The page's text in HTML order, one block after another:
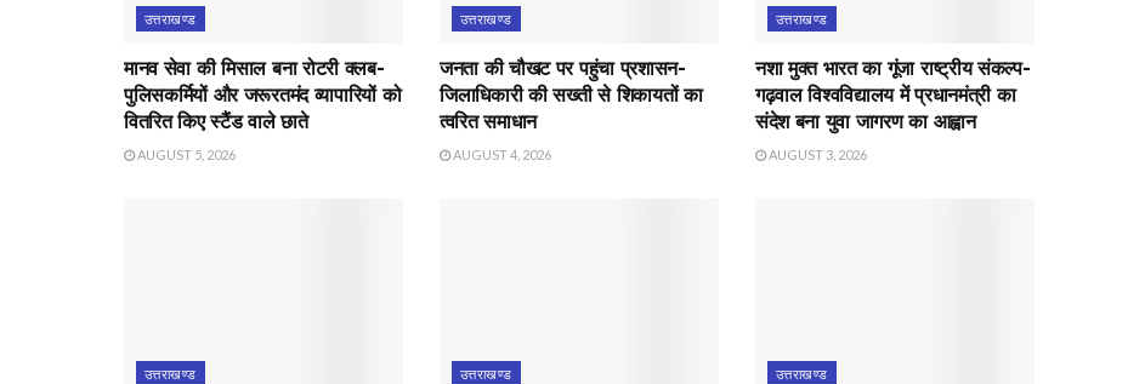
उत्तराखण्ड
मानव सेवा की मिसाल बना रोटरी क्लब-
पुलिसकर्मियों और जरूरतमंद व्यापारियों को
वितरित किए स्टैंड वाले छाते
AUGUST 5, 2026
उत्तराखण्ड
जनता की चौखट पर पहुंचा प्रशासन-
जिलाधिकारी की सख्ती से शिकायतों का
त्वरित समाधान
AUGUST 4, 2026
उत्तराखण्ड
नशा मुक्त भारत का गूंजा राष्ट्रीय संकल्प-
गढ़वाल विश्वविद्यालय में प्रधानमंत्री का
संदेश बना युवा जागरण का आह्वान
AUGUST 3, 2026
उत्तराखण्ड उत्तराखण्ड उत्तराखण्ड